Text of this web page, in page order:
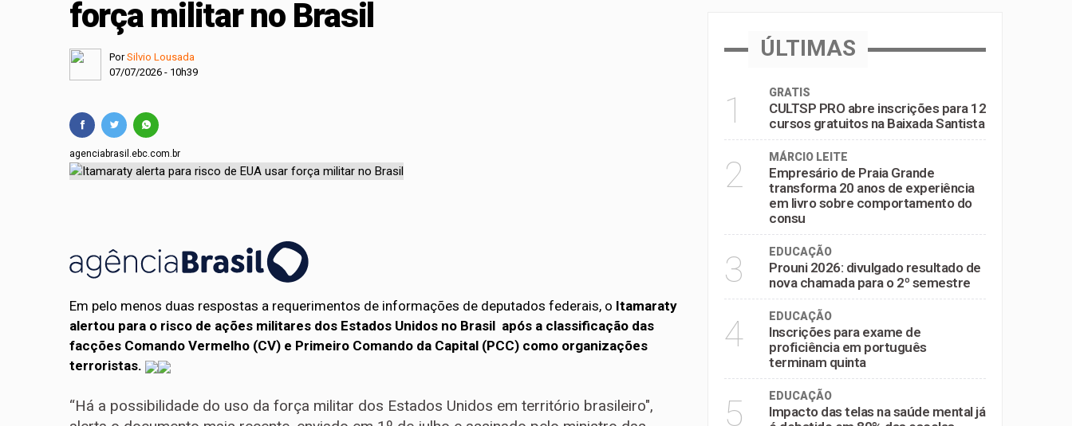
Empresário de Praia Grande transforma 20 anos de experiência em livro sobre comportamento do consumidor
força militar no Brasil
PorSilvio Lousada
07/07/2026 - 10h39
agenciabrasil.ebc.com.br
Em pelo menos duas respostas a requerimentos de informações de deputados federais, o Itamaraty
alertou para o risco de ações militares dos Estados Unidos no Brasil após a classificação das
facções Comando Vermelho (CV) e Primeiro Comando da Capital (PCC) como organizações
terroristas.
“Há a possibilidade do uso da força militar dos Estados Unidos em território brasileiro",
ÚLTIMAS
1 GRATIS
CULTSP PRO abre inscrições para 12
cursos gratuitos na Baixada Santista
2 MÁRCIO LEITE
Empresário de Praia Grande
transforma 20 anos de experiência
em livro sobre comportamento do
consu
3 EDUCAÇÃO
Prouni 2026: divulgado resultado de
nova chamada para o 2º semestre
4 EDUCAÇÃO
Inscrições para exame de
proficiência em português
terminam quinta
5 EDUCAÇÃO
Impacto das telas na saúde mental já